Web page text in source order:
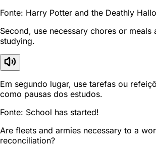
Fonte: Harry Potter and the Deathly
Second, use necessary chores or meals
studying.
Em segundo lugar, use tarefas ou
como pausas dos estudos.
Fonte: School has started!
Are fleets and armies necessary to a
reconciliation?